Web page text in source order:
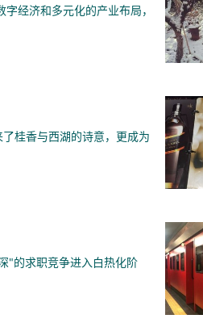
经济和多元化的产业布局，
桂香与西湖的诗意，更成为
的求职竞争进入白热化阶